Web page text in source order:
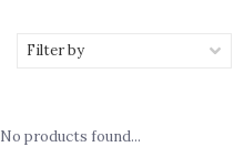
Filter by
No products found...